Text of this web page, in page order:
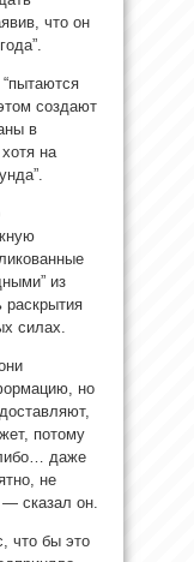
что он
создают
в
на
из
раскрытия
силах.
но
потому
даже
не
— сказал он.
что бы это